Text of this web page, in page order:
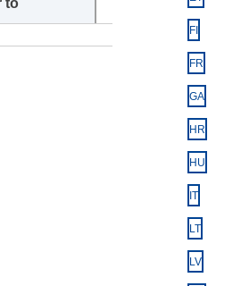
FI
FR
GA
HR
HU
IT
LT
LV